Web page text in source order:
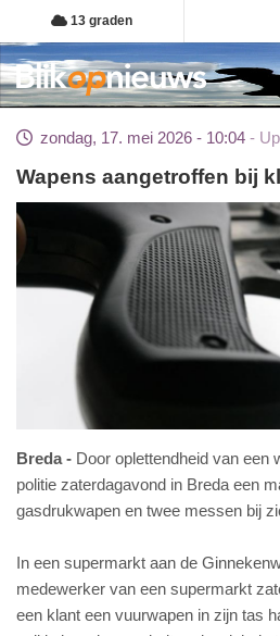
Overslaan
en
naar
de
gaan
13 graden
zondag, 17. mei 2026 - 10:04
Wapens aangetroffen bij
Breda
Door oplettendheid van een
politie zaterdagavond in Breda een
gasdrukwapen en twee messen bij
In een supermarkt aan de
medewerker van een supermarkt
een klant een vuurwapen in zijn tas